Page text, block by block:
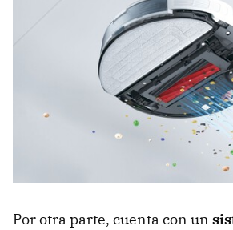
Por otra parte, cuenta con un